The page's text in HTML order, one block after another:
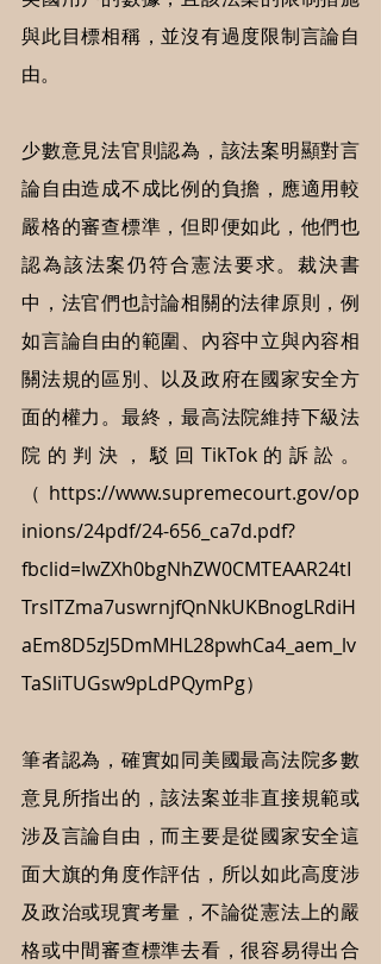
與此目標相稱，並沒有過度限制言論自
由。
少數意見法官則認為，該法案明顯對言
論自由造成不成比例的負擔，應適用較
嚴格的審查標準，但即便如此，他們也
認為該法案仍符合憲法要求。裁決書
中，法官們也討論相關的法律原則，例
如言論自由的範圍、內容中立與內容相
關法規的區別、以及政府在國家安全方
面的權力。最終，最高法院維持下級法
院的判決，駁回TikTok的訴訟。
（ https://www.supremecourt.gov/op
inions/24pdf/24-656_ca7d.pdf?
fbclid=IwZXh0bgNhZW0CMTEAAR24tI
TrslTZma7uswrnjfQnNkUKBnogLRdiH
aEm8D5zJ5DmMHL28pwhCa4_aem_lv
TaSliTUGsw9pLdPQymPg）
筆者認為，確實如同美國最高法院多數
意見所指出的，該法案並非直接規範或
涉及言論自由，而主要是從國家安全這
面大旗的角度作評估，所以如此高度涉
及政治或現實考量，不論從憲法上的嚴
格或中間審查標準去看，很容易得出合